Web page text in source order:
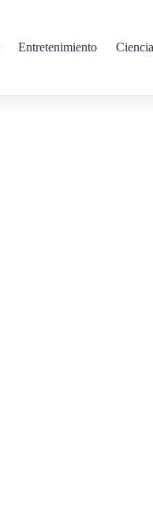
Entretenimiento Ciencia